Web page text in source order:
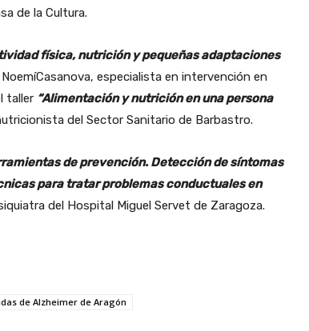
de la Cultura.
física, nutrición y pequeñas adaptaciones
especialista en intervención en
taller “Alimentación y nutrición en una persona
del Sector Sanitario de Barbastro.
de prevención. Detección de síntomas
para tratar problemas conductuales en
del Hospital Miguel Servet de Zaragoza.
de Alzheimer de Aragón